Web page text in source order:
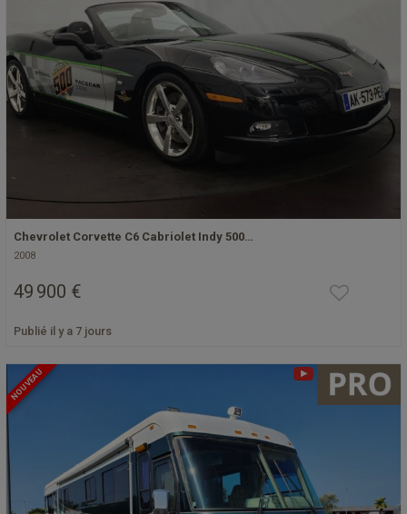
Chevrolet Corvette C6 Cabriolet Indy 500…
2008
49 900 €
Publié il y a 7 jours
NOUVEAU